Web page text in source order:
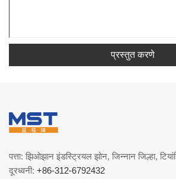
प्रस्तुत करणे
पत्ता: झिओझान इंडस्ट्रियल झोन, जिन्नान जिल्हा,
दूरध्वनी: +86-312-6792432